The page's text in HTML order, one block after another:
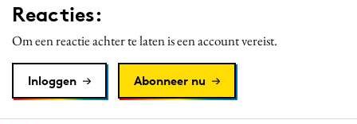
Merkstrategie
PR
Purpose Marketing
Reputatie & crisis
Reacties:
Om een reactie achter te laten is een account vereist.
Inloggen Abonneer nu